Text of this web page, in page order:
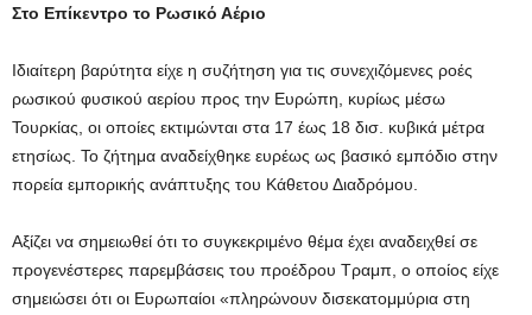
Στο Επίκεντρο το Ρωσικό Αέριο
Ιδιαίτερη βαρύτητα είχε η συζήτηση για τις συνεχιζόμενες ροές
ρωσικού φυσικού αερίου προς την Ευρώπη, κυρίως μέσω
Τουρκίας, οι οποίες εκτιμώνται στα 17 έως 18 δισ. κυβικά μέτρα
ετησίως. Το ζήτημα αναδείχθηκε ευρέως ως βασικό εμπόδιο στην
πορεία εμπορικής ανάπτυξης του Κάθετου Διαδρόμου.
Αξίζει να σημειωθεί ότι το συγκεκριμένο θέμα έχει αναδειχθεί σε
προγενέστερες παρεμβάσεις του προέδρου Τραμπ, ο οποίος είχε
σημειώσει ότι οι Ευρωπαίοι «πληρώνουν δισεκατομμύρια στη